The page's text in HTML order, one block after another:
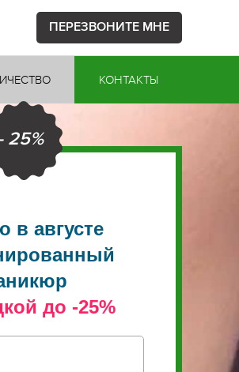
ПЕРЕЗВОНИТЕ МНЕ
КОНТАКТЫ
- 25%
в августе
до -25%